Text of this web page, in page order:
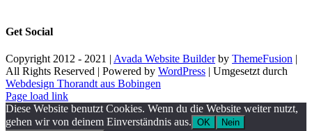
Get Social
Copyright 2012 - 2021 | Avada Website Builderby ThemeFusion
All Rights Reserved | Powered by WordPress | Umgesetzt durch
Webdesign Thorandt aus Bobingen
Page load link
Diese Website benutzt Cookies. Wenn du die Website weiter nutzt,
gehen wir von deinem Einverständnis aus. OK Nein